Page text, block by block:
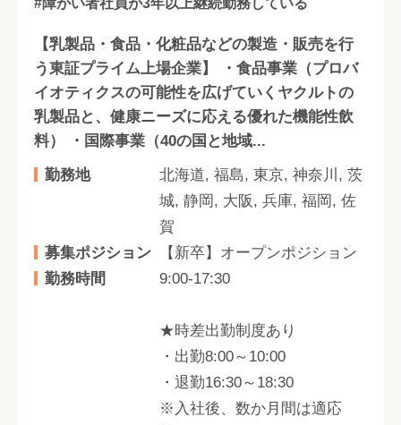
【乳製品・食品・化粧品などの製造・販売を行
う東証プライム上場企業】 ・食品事業（プロバ
イオティクスの可能性を広げていくヤクルトの
乳製品と、健康ニーズに応える優れた機能性飲
料） ・国際事業（40の国と地域...
勤務地
北海道, 福島, 東京, 神奈川, 茨
城, 静岡, 大阪, 兵庫, 福岡, 佐
賀
募集ポジション
【新卒】オープンポジション
勤務時間
9:00-17:30
★時差出勤制度あり
・出勤8:00～10:00
・退勤16:30～18:30
※入社後、数か月間は適応